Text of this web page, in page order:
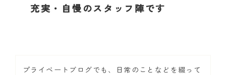
充実・自慢のスタッフ陣です
プライベートブログでも、日常のことなどを綴って